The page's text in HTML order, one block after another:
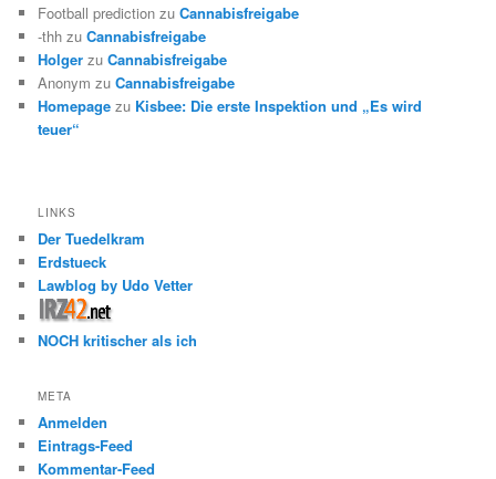
Football prediction zuCannabisfreigabe
-thh zuCannabisfreigabe
Holger zuCannabisfreigabe
Anonym zuCannabisfreigabe
Homepage zu Kisbee: Die erste Inspektion und „Es wird
teuer“
LINKS
Der Tuedelkram
Erdstueck
Lawblog by Udo Vetter
NOCH kritischer als ich
META
Anmelden
Eintrags-Feed
Kommentar-Feed